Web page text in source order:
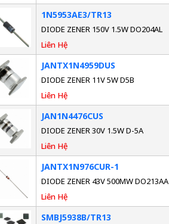
1N5953AE3/TR13
DIODE ZENER 150V 1.5W DO204AL
Liên Hệ
JANTX1N4959DUS
DIODE ZENER 11V 5W D5B
Liên Hệ
JAN1N4476CUS
DIODE ZENER 30V 1.5W D-5A
Liên Hệ
JANTX1N976CUR-1
DIODE ZENER 43V 500MW DO213AA
Liên Hệ
SMBJ5938B/TR13